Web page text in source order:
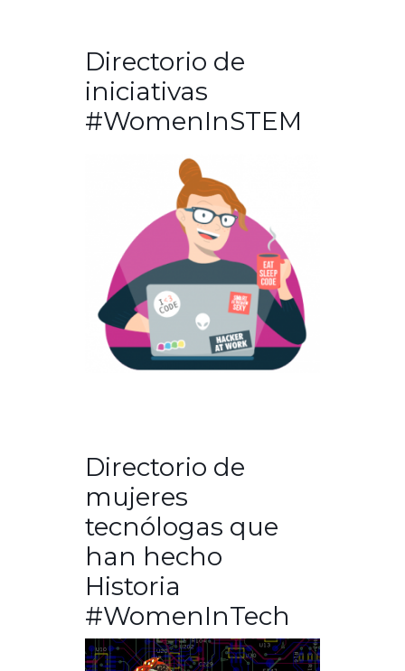
Directorio de
iniciativas
#WomenInSTEM
Directorio de
mujeres
tecnólogas que
han hecho
Historia
#WomenInTech